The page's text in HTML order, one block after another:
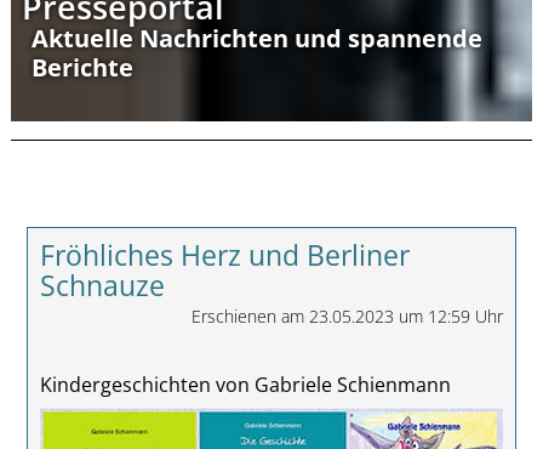
Aktuelle Nachrichten und spannende
Berichte
Fröhliches Herz und Berliner
Schnauze
Erschienen am 23.05.2023 um 12:59 Uhr
Kindergeschichten von Gabriele Schienmann